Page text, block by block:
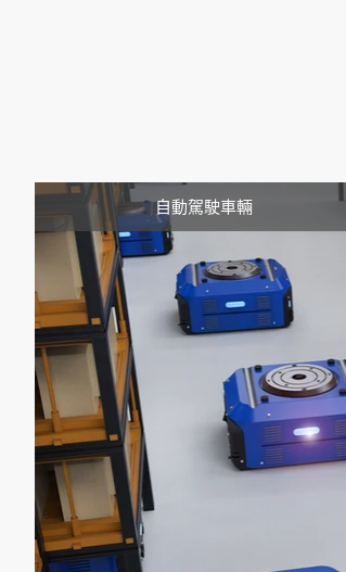
自動駕駛車輛